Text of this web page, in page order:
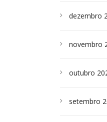
dezembro
novembro
outubro
setembro